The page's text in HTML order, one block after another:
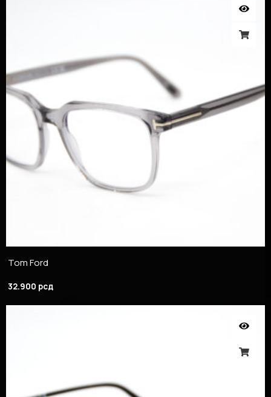
Tom Ford
32.900 рсд